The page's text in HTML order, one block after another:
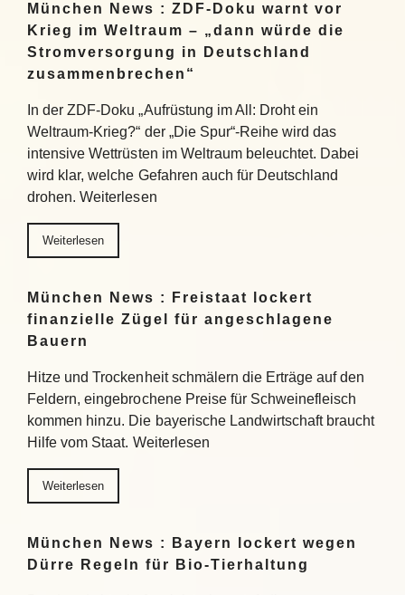
München News : ZDF-Doku warnt vor
Krieg im Weltraum – „dann würde die
Stromversorgung in Deutschland
zusammenbrechen“
In der ZDF-Doku „Aufrüstung im All: Droht ein
Weltraum-Krieg?“ der „Die Spur“-Reihe wird das
intensive Wettrüsten im Weltraum beleuchtet. Dabei
wird klar, welche Gefahren auch für Deutschland
drohen. Weiterlesen
Weiterlesen
München News : Freistaat lockert
finanzielle Zügel für angeschlagene
Bauern
Hitze und Trockenheit schmälern die Erträge auf den
Feldern, eingebrochene Preise für Schweinefleisch
kommen hinzu. Die bayerische Landwirtschaft braucht
Hilfe vom Staat. Weiterlesen
Weiterlesen
München News : Bayern lockert wegen
Dürre Regeln für Bio-Tierhaltung